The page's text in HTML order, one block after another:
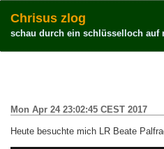
Chrisus zlog
schau durch ein schlüsselloch auf
Mon Apr 24 23:02:45 CEST 2017
Heute besuchte mich LR Beate